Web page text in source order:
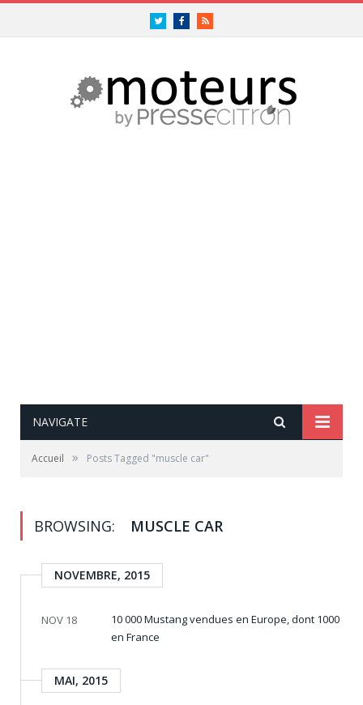
TwitterFacebookRSS
NAVIGATE
Accueil » Posts Tagged "muscle car"
BROWSING: MUSCLE CAR
NOVEMBRE, 2015
NOV 18
10 000 Mustang vendues en Europe, dont 1000
en France
MAI, 2015